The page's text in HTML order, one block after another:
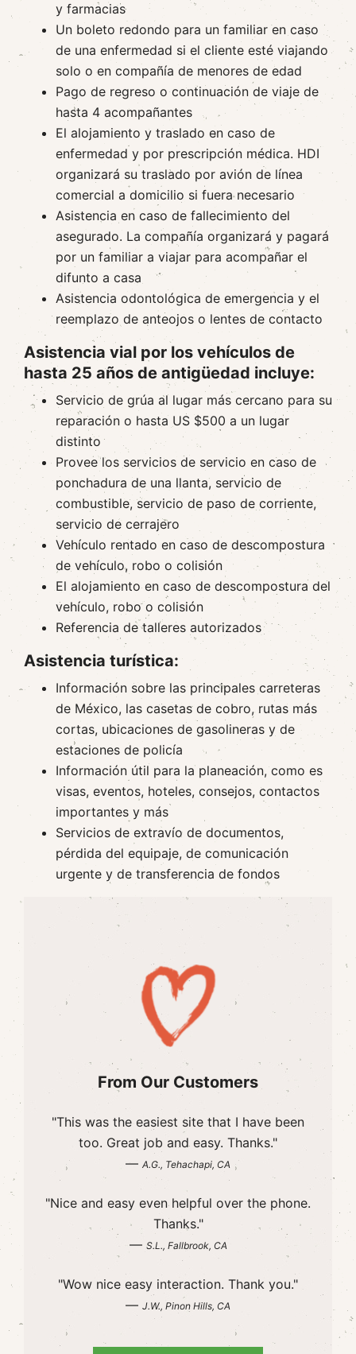
y farmacias
Un boleto redondo para un familiar en caso
de una enfermedad si el cliente esté viajando
solo o en compañía de menores de edad
Pago de regreso o continuación de viaje de
hasta 4 acompañantes
El alojamiento y traslado en caso de
enfermedad y por prescripción médica. HDI
organizará su traslado por avión de línea
comercial a domicilio si fuera necesario
Asistencia en caso de fallecimiento del
asegurado. La compañía organizará y pagará
por un familiar a viajar para acompañar el
difunto a casa
Asistencia odontológica de emergencia y el
reemplazo de anteojos o lentes de contacto
Asistencia vial por los vehículos de
hasta 25 años de antigüedad incluye:
Servicio de grúa al lugar más cercano para su
reparación o hasta US $500 a un lugar
distinto
Provee los servicios de servicio en caso de
ponchadura de una llanta, servicio de
combustible, servicio de paso de corriente,
servicio de cerrajero
Vehículo rentado en caso de descompostura
de vehículo, robo o colisión
El alojamiento en caso de descompostura del
vehículo, robo o colisión
Referencia de talleres autorizados
Asistencia turística:
Información sobre las principales carreteras
de México, las casetas de cobro, rutas más
cortas, ubicaciones de gasolineras y de
estaciones de policía
Información útil para la planeación, como es
visas, eventos, hoteles, consejos, contactos
importantes y más
Servicios de extravío de documentos,
pérdida del equipaje, de comunicación
urgente y de transferencia de fondos
From Our Customers
"This was the easiest site that I have been
too. Great job and easy. Thanks."
— A.G., Tehachapi, CA
"Nice and easy even helpful over the phone.
Thanks."
— S.L., Fallbrook, CA
"Wow nice easy interaction. Thank you."
— J.W., Pinon Hills, CA